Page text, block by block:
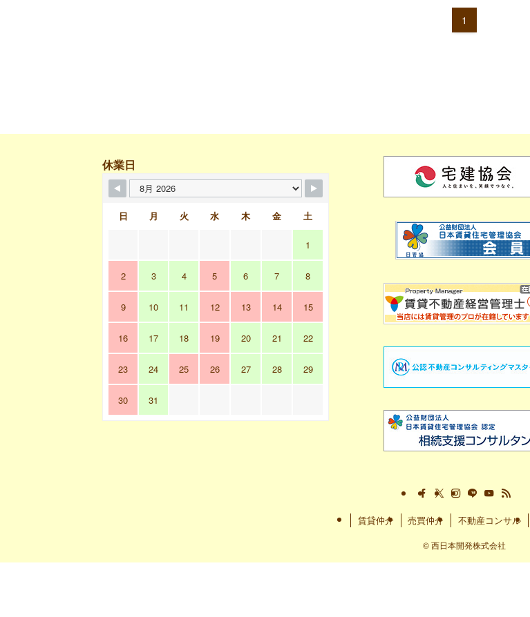
1
休業日
日 月 火 水 木 金 土
1
2 3 4 5 6 7 8
9 10 11 12 13 14 15
16 17 18 19 20 21 22
23 24 25 26 27 28 29
30 31
賃貸仲介 売買仲介 不動産コンサル
©西日本開発株式会社